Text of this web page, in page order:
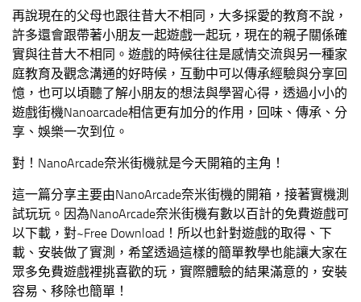
再說現在的父母也跟往昔大不相同，大多採愛的教育不說，
許多還會跟帶著小朋友一起遊戲一起玩，現在的親子關係確
實與往昔大不相同。遊戲的時候往往是感情交流與另一種家
庭教育及觀念溝通的好時候，互動中可以傳承經驗與分享回
憶，也可以頃聽了解小朋友的想法與學習心得，透過小小的
遊戲街機Nanoarcade相信更有加分的作用，回味、傳承、分
享、娛樂一次到位。
對！NanoArcade奈米街機就是今天開箱的主角！
這一篇分享主要由NanoArcade奈米街機的開箱，接著實機測
試玩玩。因為NanoArcade奈米街機有數以百計的免費遊戲可
以下載，對~Free Download！所以也針對遊戲的取得、下
載、安裝做了實測，希望透過這樣的簡單教學也能讓大家在
眾多免費遊戲裡挑喜歡的玩，實際體驗的結果滿意的，安裝
容易、移除也簡單！